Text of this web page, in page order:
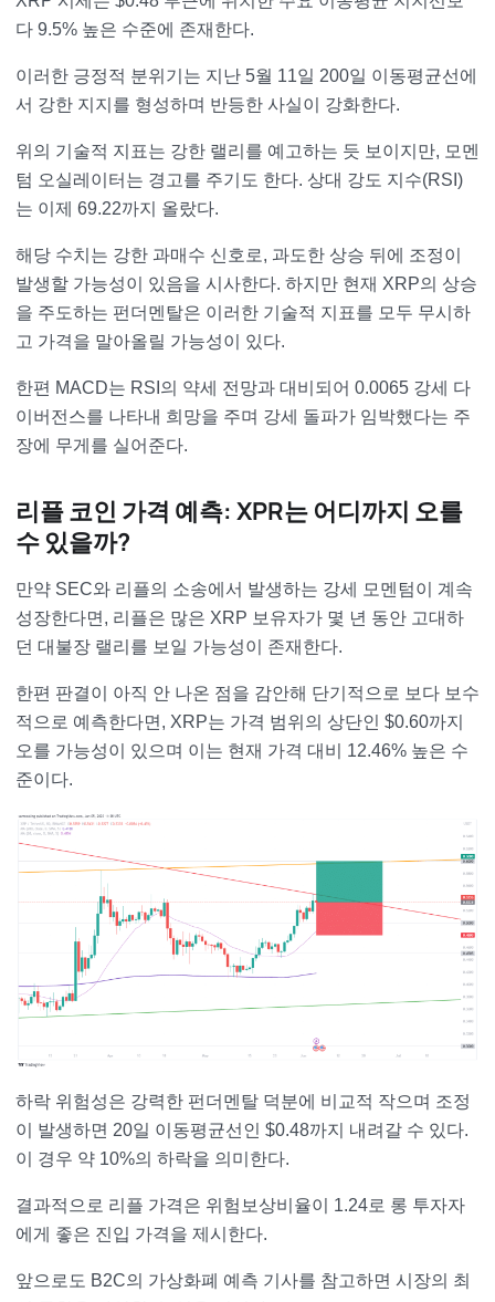
다 9.5% 높은 수준에 존재한다.
이러한 긍정적 분위기는 지난 5월 11일 200일 이동평균선에
서 강한 지지를 형성하며 반등한 사실이 강화한다.
위의 기술적 지표는 강한 랠리를 예고하는 듯 보이지만, 모멘
텀 오실레이터는 경고를 주기도 한다. 상대 강도 지수(RSI)
는 이제 69.22까지 올랐다.
해당 수치는 강한 과매수 신호로, 과도한 상승 뒤에 조정이
발생할 가능성이 있음을 시사한다. 하지만 현재 XRP의 상승
을 주도하는 펀더멘탈은 이러한 기술적 지표를 모두 무시하
고 가격을 말아올릴 가능성이 있다.
한편 MACD는 RSI의 약세 전망과 대비되어 0.0065 강세 다
이버전스를 나타내 희망을 주며 강세 돌파가 임박했다는 주
장에 무게를 실어준다.
리플 코인 가격 예측: XPR는 어디까지 오를
수 있을까?
만약 SEC와 리플의 소송에서 발생하는 강세 모멘텀이 계속
성장한다면, 리플은 많은 XRP 보유자가 몇 년 동안 고대하
던 대불장 랠리를 보일 가능성이 존재한다.
한편 판결이 아직 안 나온 점을 감안해 단기적으로 보다 보수
적으로 예측한다면, XRP는 가격 범위의 상단인 $0.60까지
오를 가능성이 있으며 이는 현재 가격 대비 12.46% 높은 수
준이다.
하락 위험성은 강력한 펀더멘탈 덕분에 비교적 작으며 조정
이 발생하면 20일 이동평균선인 $0.48까지 내려갈 수 있다.
이 경우 약 10%의 하락을 의미한다.
결과적으로 리플 가격은 위험보상비율이 1.24로 롱 투자자
에게 좋은 진입 가격을 제시한다.
앞으로도 B2C의 가상화폐 예측 기사를 참고하면 시장의 최